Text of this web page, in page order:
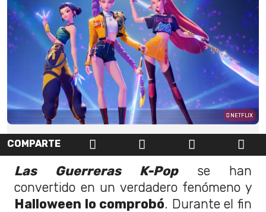
NETFLIX
COMPARTE
Las Guerreras K-Popse han
convertido en un verdadero fenómeno y
Halloween lo comprobó. Durante el fin